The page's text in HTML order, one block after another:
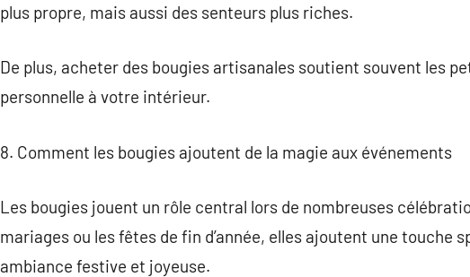
plus propre, mais aussi des senteurs plus riches.
De plus, acheter des bougies artisanales soutient souvent les
personnelle à votre intérieur.
8. Comment les bougies ajoutent de la magie aux événements
Les bougies jouent un rôle central lors de nombreuses
mariages ou les fêtes de fin d’année, elles ajoutent une touche
ambiance festive et joyeuse.